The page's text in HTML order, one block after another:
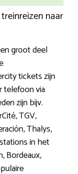
naar
groot deel
tickets zijn
telefoon via
zijn bijv.
TGV,
Thalys,
in het
Bordeaux,